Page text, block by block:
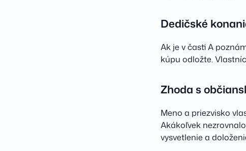
Dedičské
Ak je v časti A
kúpu odložte.
Zhoda s
Meno a priezvisko
Akákoľvek
vysvetlenie a